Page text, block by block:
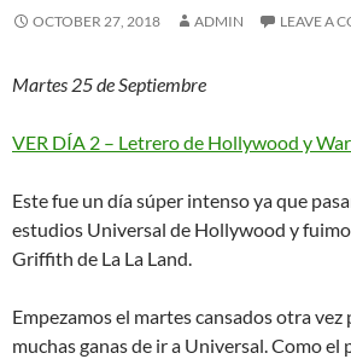
OCTOBER 27, 2018 ADMIN LEAVE A
Martes 25 de Septiembre
VER DÍA 2 – Letrero de Hollywood y
Este fue un día súper intenso ya que
estudios Universal de Hollywood y
Griffith de La La Land.
Empezamos el martes cansados otra
muchas ganas de ir a Universal. Como el